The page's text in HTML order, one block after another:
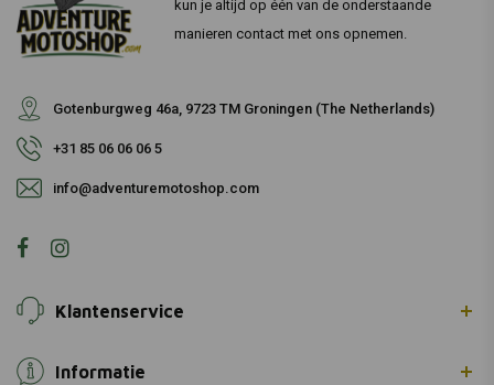
kun je altijd op één van de onderstaande
manieren contact met ons opnemen.
Gotenburgweg 46a, 9723 TM Groningen (The Netherlands)
+31 85 06 06 06 5
info@adventuremotoshop.com
Klantenservice
Informatie